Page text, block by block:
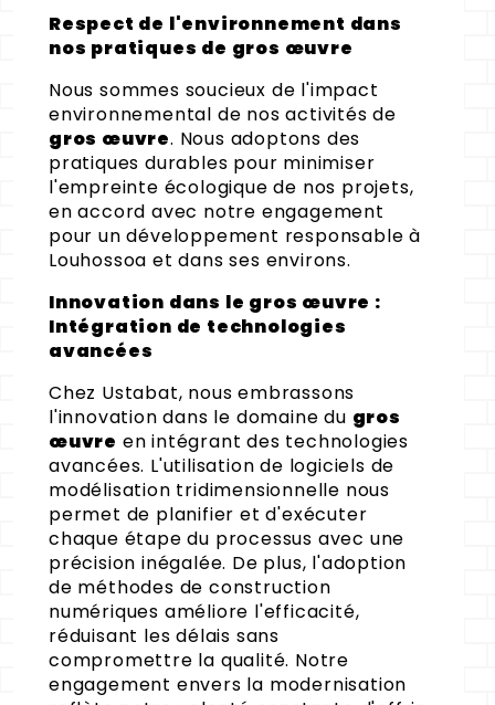
Respect de l'environnement dans
nos pratiques de gros œuvre
Nous sommes soucieux de l'impact
environnemental de nos activités de
gros œuvre. Nous adoptons des
pratiques durables pour minimiser
l'empreinte écologique de nos projets,
en accord avec notre engagement
pour un développement responsable à
Louhossoa et dans ses environs.
Innovation dans le gros œuvre :
Intégration de technologies
avancées
Chez Ustabat, nous embrassons
l'innovation dans le domaine du gros
œuvre en intégrant des technologies
avancées. L'utilisation de logiciels de
modélisation tridimensionnelle nous
permet de planifier et d'exécuter
chaque étape du processus avec une
précision inégalée. De plus, l'adoption
de méthodes de construction
numériques améliore l'efficacité,
réduisant les délais sans
compromettre la qualité. Notre
engagement envers la modernisation